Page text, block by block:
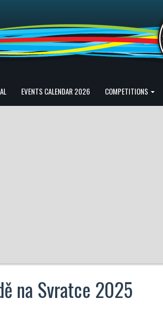
EVENTS CALENDAR 2026 COMPETITIONS
na Svratce 2025